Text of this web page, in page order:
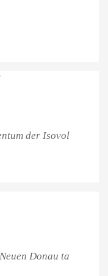
der Isovol
Donau ta